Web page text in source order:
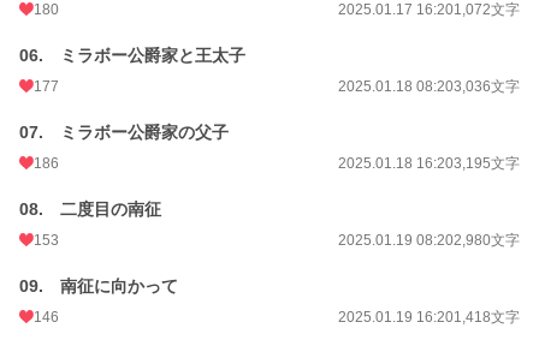
180 2025.01.17 16:201,072文字
06. ミラボー公爵家と王太子
177 2025.01.18 08:203,036文字
07. ミラボー公爵家の父子
186 2025.01.18 16:203,195文字
08. 二度目の南征
153 2025.01.19 08:202,980文字
09. 南征に向かって
146 2025.01.19 16:201,418文字